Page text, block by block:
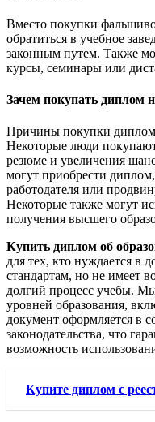
Вместо покупки
обратиться в учебное
законным путем. Также
курсы, семинары или
Зачем покупать диплом
Причины покупки
Некоторые люди
резюме и увеличения
могут приобрести
работодателя или
Некоторые также могут
получения высшего
Купить диплом об
для тех, кто нуждается в
стандартам, но не имеет
долгий процесс учебы.
уровней образования,
документ оформляется в
законодательства, что
возможность
Купите диплом с